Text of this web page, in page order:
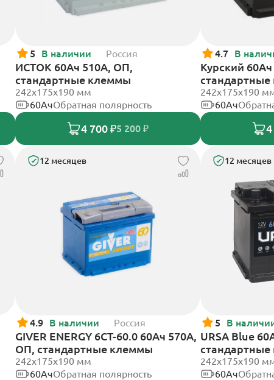
5 В наличии Россия
ИСТОК 60Ач 510А, ОП,
стандартные клеммы
242x175x190 мм
60АчОбратная полярность
4 700 ₽5 200 ₽
4.7 В
Курский
242x175x190
60Ач
12 месяцев
4.9 В наличии Россия
GIVER ENERGY 6СТ-60.0 60Ач 570А,
ОП, стандартные клеммы
242х175х190 мм
60АчОбратная полярность
12 месяцев
5 В
URSA Blue
242х175х190
60Ач